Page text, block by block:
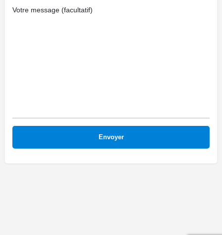
Votre message (facultatif)